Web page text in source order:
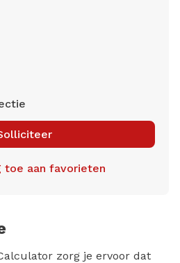
toe aan favorieten
zorg je ervoor dat